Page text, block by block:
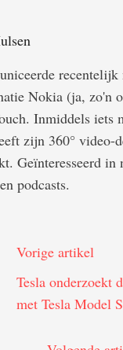
recentelijk
Nokia (ja, zo'n
Inmiddels iets
zijn 360° video-
Geïnteresseerd in
podcasts.
Vorige artikel
Tesla onderzoekt
met Tesla Model